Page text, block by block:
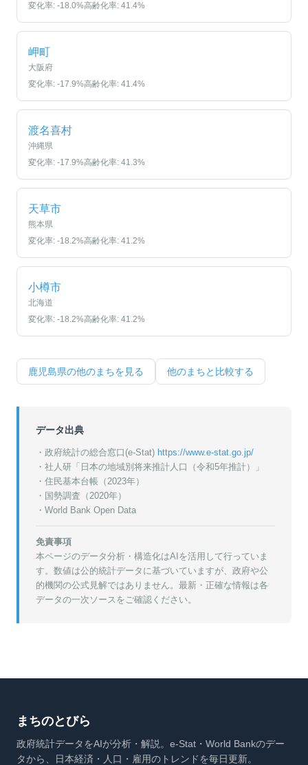
変化率: -18.0%高齢化率: 41.4%
岬町
大阪府
変化率: -17.9%高齢化率: 41.4%
渡名喜村
沖縄県
変化率: -17.9%高齢化率: 41.3%
天草市
熊本県
変化率: -18.2%高齢化率: 41.2%
小樽市
北海道
変化率: -18.2%高齢化率: 41.2%
鹿児島県の他のまちを見る 他のまちと比較する
データ出典
・政府統計の総合窓口(e-Stat) https://www.e-stat.go.jp/
・ 社人研「日本の地域別将来推計人口（令和5年推計）」
・ 住民基本台帳（2023年）
・ 国勢調査（2020年）
・World Bank Open Data
免責事項
本ページのデータ分析・構造化はAIを活用して行っていま
す。数値は公的統計データに基づいていますが、政府や公
的機関の公式見解ではありません。最新・正確な情報は各
データの一次ソースをご確認ください。
まちのとびら
政府統計データをAIが分析・解説。e-Stat・World Bankのデー
タから、日本経済・人口・雇用のトレンドを毎日更新。